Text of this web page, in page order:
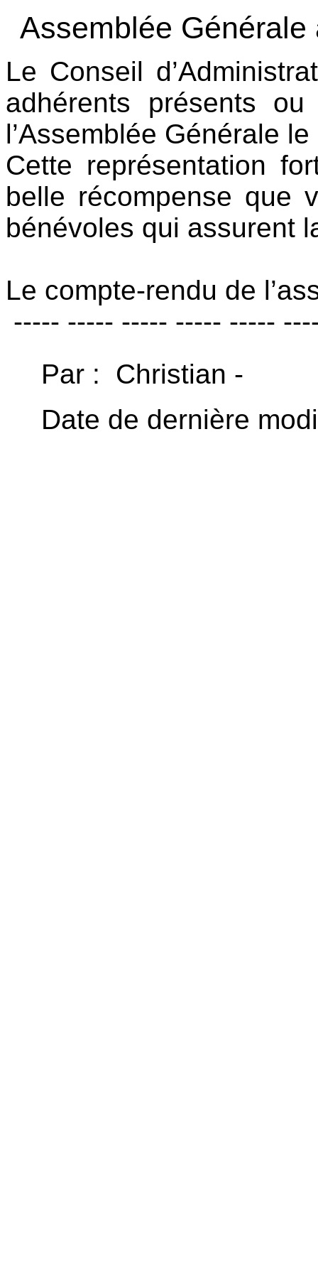
Assemblée Générale
Le Conseil
adhérents présents
l’Assemblée Générale
Cette représentation
belle récompense que
bénévoles qui assurent
Le compte-rendu de
----- ----- ----- ----- -----
Par : Christian -
Date de dernière